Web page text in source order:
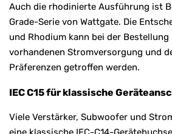
Auch die rhodinierte Ausführung ist
Grade-Serie von Wattgate. Die
und Rhodium kann bei der Bestellung
vorhandenen Stromversorgung und
Präferenzen getroffen werden.
IEC C15 für klassische
Viele Verstärker, Subwoofer und